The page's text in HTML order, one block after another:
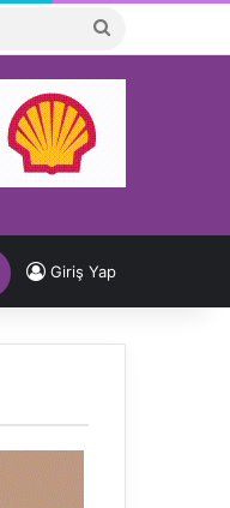
...
Giriş Yap